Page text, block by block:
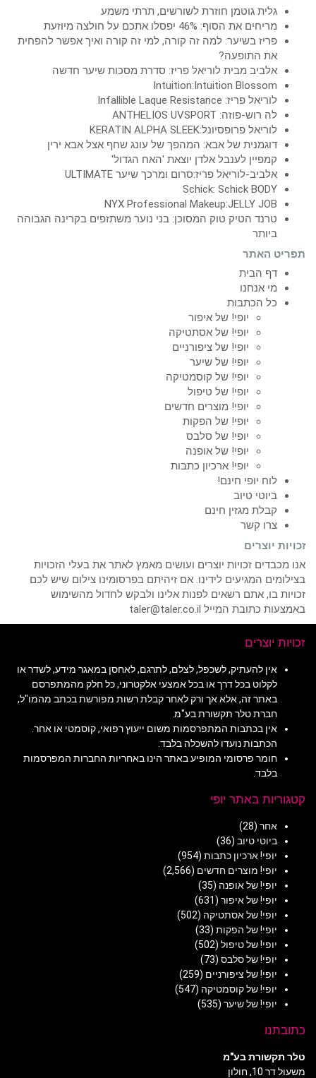
גלית גוטמן חוזרת לשורשים, תרתי משמע
מריחים את הסוף: 46% יפסלו אתכם על חולצה מיוזעת
פריז בשיער: למה זה קורה, למי זה קורה ואיך אפשר להפחית
את התופעה?
אלביב מבית לוריאל פריז: סדרת מסכות שיער חדשה
Intuition:Intuition Blossom
לוריאל פריז: Infallible Laque Resistance
לה רוש-פוזה: ANTHELIOS UVSPORT
לוריאל פרופסיונל:KERATIN ALPHA SLEEK
דוגמנית של אבא: המהפך של עונג שחף אצל אבא ירין
קמפיין לענבל אלדן יוצאת 'האח הגדול'
אלביב-לוריאל פריז:סרום ומרכך שיער ULTIMATE
Schick: Schick BODY
NYX Professional Makeup:JELLY JOB
טרנד הטיק טוק המסוכן: בני נוער משתזפים בקרינה הגבוהה
ביותר
תפריט האתר
דף הבית
מי אנחנו
כל הכתבות
יופי! של איפור
יופי! של אסתטיקה
יופי! של ציפורניים
יופי! של שיער
יופי! של קוסמטיקה
יופי! של טיפול
יופי! מוצרים חדשים
יופי! של הפקות
יופי! של סלבס
יופי! של אופנה
יופי! ארכיון כתבות
לוח יופי חינם!
ביוטי טיוב
קבלת מגזין חינם
צרו קשר
זכויות יוצרים
אנו מכבדים זכויות יוצרים ועושים מאמץ לאתר את בעלי הזכויות
בצילומים המגיעים לידינו. אם זיהיתם בפרסומינו צילום שיש לכם
זכויות בו, אתם רשאים לפנות אלינו ולבקש לחדול מהשימוש
באמצעות כתובת המייל taler@taler.co.il
זכויות יוצרים
אין להעתיק, לשכפל, לצלם, לתרגם, לאחסן במאגר מידע, לשדר או
לקלוט בכל דרך או בכל אמצעי אלקטרוני, כל חלק מהמתפרסם
באתר זה, אלא אך ורק לאחר קבלת רשות מפורשת בכתב מהמו"ל,
חברת טלר תקשורת בע"מ.
אין בכתבות המתפרסמות משום ייעוץ רפואי, קוסמטי או אחר.
הכתבות נועדו להשכלה בלבד.
חומר פרסומי המופיע באתר הינו באחריות החברות המפרסמות
בלבד.
קטגוריות באתר יופי
אחר (28)
ביוטי טיוב (36)
יופי! ארכיון כתבות (954)
יופי! מוצרים חדשים (2,566)
יופי! של אופנה (35)
יופי! של איפור (631)
יופי! של אסתטיקה (502)
יופי! של הפקות (33)
יופי! של טיפול (502)
יופי! של סלבס (73)
יופי! של ציפורניים (259)
יופי! של קוסמטיקה (547)
יופי! של שיער (535)
כתובתנו
טלר תקשורת בע"מ
משעול דר 10, חולון